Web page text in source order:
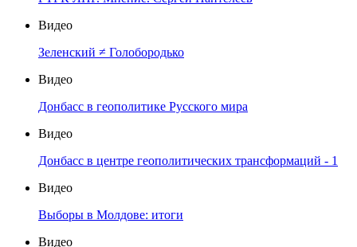
Видео
Зеленский ≠ Голобородько
Видео
Донбасс в геополитике Русского мира
Видео
Донбасс в центре геополитических трансформаций - 1
Видео
Выборы в Молдове: итоги
Видео